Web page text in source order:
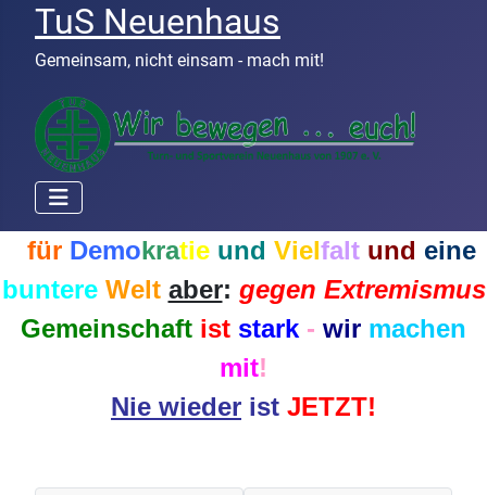
TuS Neuenhaus
Gemeinsam, nicht einsam - mach mit!
für Demokratie und Vielfalt und eine
buntere Welt aber: gegen Extremismus
Gemeinschaft ist stark - wir machen
mit!
Nie wieder ist JETZT!